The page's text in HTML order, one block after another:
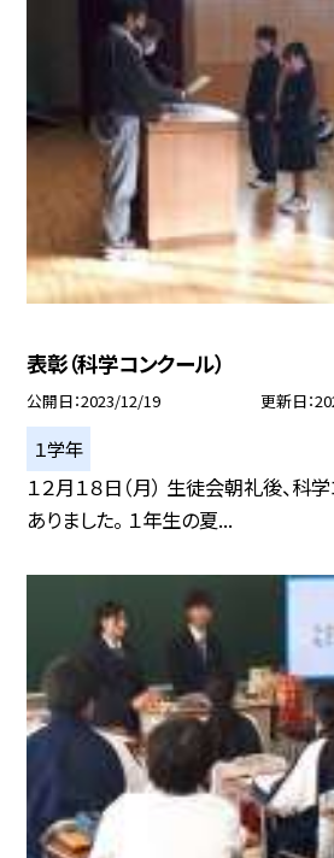
表彰（科学コンクール）
公開日 2023/12/19 更新日
１学年
１２月１８日（月） 生徒会朝礼後、科
ありました。 １年生の夏...